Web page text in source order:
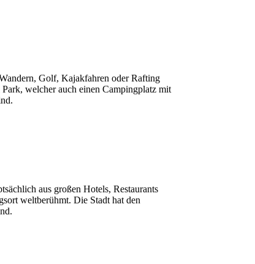
Golf, Kajakfahren oder Rafting
welcher auch einen Campingplatz mit
aus großen Hotels, Restaurants
weltberühmt. Die Stadt hat den